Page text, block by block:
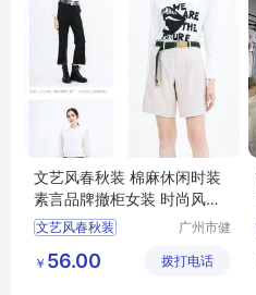
文艺风春秋装 棉麻休闲时装
素言品牌撤柜女装 时尚风衣
连衣裙走份
文艺风春秋装
素言品牌撤柜女装
广州市健
限公司
￥ 56.00 拨打电话